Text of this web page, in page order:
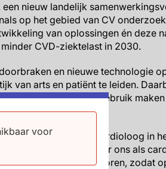
voor
nieuw landelijk
op het gebied van CV
van oplossingen én deze
CVD-ziektelast in 2030.
en nieuwe technologie
van arts en patiënt te leiden.
en optimaal gebruik
en interventiecardioloog in
maken het voor ons als
HF, MI en AF op te sporen, zodat